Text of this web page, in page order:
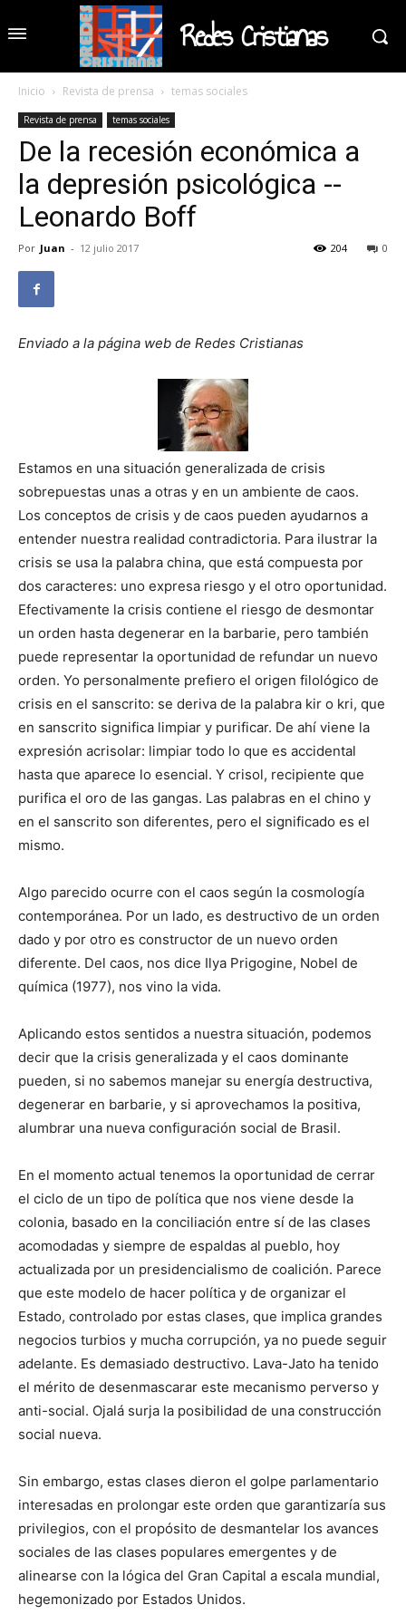
Redes Cristianas
Inicio Revista de prensa temas sociales
Revista de prensa temas sociales
De la recesión económica a
la depresión psicológica --
Leonardo Boff
Por Juan - 12 julio 2017 0
204
Enviado a la página web de Redes Cristianas
Estamos en una situación generalizada de crisis
sobrepuestas unas a otras y en un ambiente de caos.
Los conceptos de crisis y de caos pueden ayudarnos a
entender nuestra realidad contradictoria. Para ilustrar la
crisis se usa la palabra china, que está compuesta por
dos caracteres: uno expresa riesgo y el otro oportunidad.
Efectivamente la crisis contiene el riesgo de desmontar
un orden hasta degenerar en la barbarie, pero también
puede representar la oportunidad de refundar un nuevo
orden. Yo personalmente prefiero el origen filológico de
crisis en el sanscrito: se deriva de la palabra kir o kri, que
en sanscrito significa limpiar y purificar. De ahí viene la
expresión acrisolar: limpiar todo lo que es accidental
hasta que aparece lo esencial. Y crisol, recipiente que
purifica el oro de las gangas. Las palabras en el chino y
en el sanscrito son diferentes, pero el significado es el
mismo.
Algo parecido ocurre con el caos según la cosmología
contemporánea. Por un lado, es destructivo de un orden
dado y por otro es constructor de un nuevo orden
diferente. Del caos, nos dice Ilya Prigogine, Nobel de
química (1977), nos vino la vida.
Aplicando estos sentidos a nuestra situación, podemos
decir que la crisis generalizada y el caos dominante
pueden, si no sabemos manejar su energía destructiva,
degenerar en barbarie, y si aprovechamos la positiva,
alumbrar una nueva configuración social de Brasil.
En el momento actual tenemos la oportunidad de cerrar
el ciclo de un tipo de política que nos viene desde la
colonia, basado en la conciliación entre sí de las clases
acomodadas y siempre de espaldas al pueblo, hoy
actualizada por un presidencialismo de coalición. Parece
que este modelo de hacer política y de organizar el
Estado, controlado por estas clases, que implica grandes
negocios turbios y mucha corrupción, ya no puede seguir
adelante. Es demasiado destructivo. Lava-Jato ha tenido
el mérito de desenmascarar este mecanismo perverso y
anti-social. Ojalá surja la posibilidad de una construcción
social nueva.
Sin embargo, estas clases dieron el golpe parlamentario
interesadas en prolongar este orden que garantizaría sus
privilegios, con el propósito de desmantelar los avances
sociales de las clases populares emergentes y de
alinearse con la lógica del Gran Capital a escala mundial,
hegemonizado por Estados Unidos.